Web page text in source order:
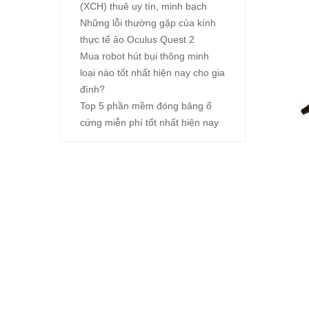
(XCH) thuê uy tín, minh bạch
Những lỗi thường gặp của kính
thực tế ảo Oculus Quest 2
Mua robot hút bụi thông minh
loại nào tốt nhất hiện nay cho gia
đình?
Top 5 phần mềm đóng băng ổ
cứng miễn phí tốt nhất hiện nay